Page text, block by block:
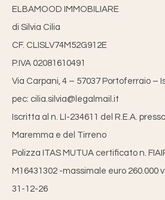
ELBAMOOD IMMOBILIARE
di Silvia Cilia
CF. CLISLV74M52G912E
P.IVA 02081610491
Via Carpani, 4 – 57037 Portoferraio –
pec: cilia.silvia@legalmail.it
Iscritta al n. LI-234611 del R.E.A.
Maremma e del Tirreno
Polizza ITAS MUTUA certificato n.
M16431302 -massimale euro 260.000
31-12-26